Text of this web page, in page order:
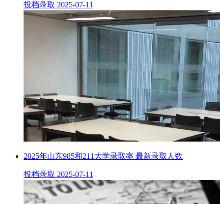
投档录取 2025-07-11
2025年山东985和211大学录取率 最新录取人数
投档录取 2025-07-11